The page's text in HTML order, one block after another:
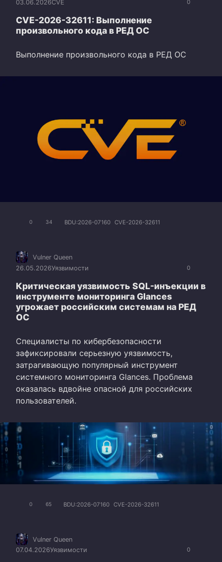
0
03.06.2026CVE
CVE-2026-32611: Выполнение
произвольного кода в РЕД ОС
Выполнение произвольного кода в РЕД ОС
0 34 BDU:2026-07160 CVE-2026-32611
0
Vulner Queen
26.05.2026Уязвимости
Критическая уязвимость SQL-инъекции в
инструменте мониторинга Glances
угрожает российским системам на РЕД
ОС
Специалисты по кибербезопасности
зафиксировали серьезную уязвимость,
затрагивающую популярный инструмент
системного мониторинга Glances. Проблема
оказалась вдвойне опасной для российских
пользователей.
0 65 BDU:2026-07160 CVE-2026-32611
0
Vulner Queen
07.04.2026Уязвимости